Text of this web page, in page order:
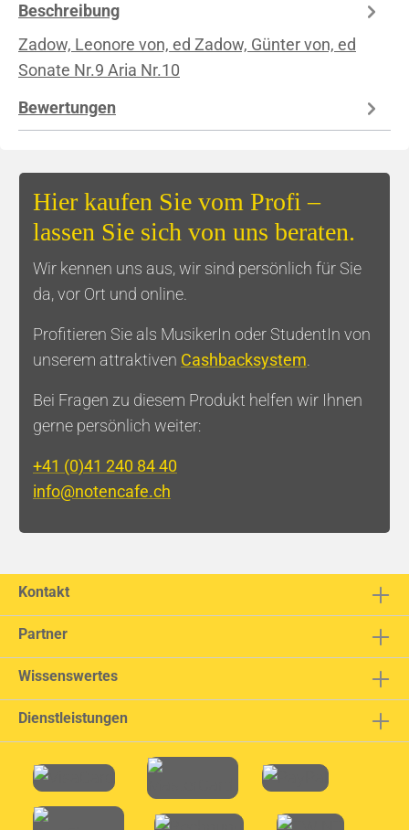
Beschreibung
Zadow, Leonore von, ed Zadow, Günter von, ed
Sonate Nr.9 Aria Nr.10
Bewertungen
Hier kaufen Sie vom Profi –
lassen Sie sich von uns beraten.
Wir kennen uns aus, wir sind persönlich für Sie
da, vor Ort und online.
Profitieren Sie als MusikerIn oder StudentIn von
unserem attraktiven Cashbacksystem.
Bei Fragen zu diesem Produkt helfen wir Ihnen
gerne persönlich weiter:
+41 (0)41 240 84 40
info@notencafe.ch
Kontakt
Partner
Wissenswertes
Dienstleistungen